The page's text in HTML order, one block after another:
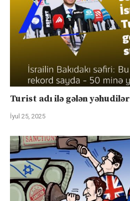
Turist adı ilə gələn yəhudilər
İyul 25, 2025